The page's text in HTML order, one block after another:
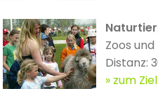
Zoos
Distanz:
zum Ziel